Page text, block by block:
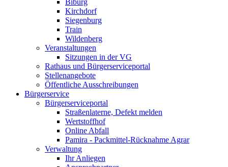
Biburg
Kirchdorf
Siegenburg
Train
Wildenberg
Veranstaltungen
Sitzungen in der VG
Rathaus und Bürgerserviceportal
Stellenangebote
Öffentliche Ausschreibungen
Bürgerservice
Bürgerserviceportal
Straßenlaterne, Defekt melden
Wertstoffhof
Online Abfall
Pamira - Packmittel-Rücknahme Agrar
Verwaltung
Ihr Anliegen